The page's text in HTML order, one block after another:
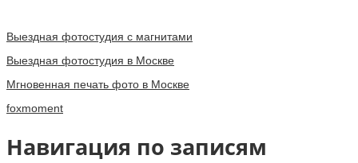
Выездная фотостудия с магнитами
Выездная фотостудия в Москве
Мгновенная печать фото в Москве
foxmoment
Навигация по записям